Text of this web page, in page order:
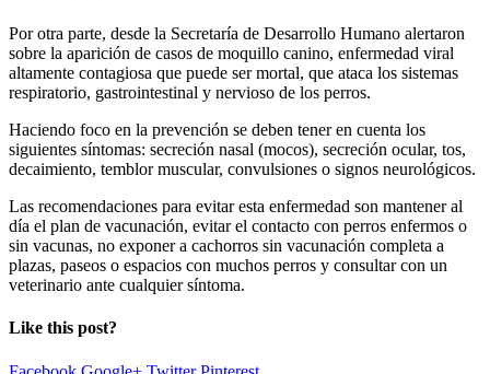
Por otra parte, desde la Secretaría de Desarrollo Humano alertaron
sobre la aparición de casos de moquillo canino, enfermedad viral
altamente contagiosa que puede ser mortal, que ataca los sistemas
respiratorio, gastrointestinal y nervioso de los perros.
Haciendo foco en la prevención se deben tener en cuenta los
siguientes síntomas: secreción nasal (mocos), secreción ocular, tos,
decaimiento, temblor muscular, convulsiones o signos neurológicos.
Las recomendaciones para evitar esta enfermedad son mantener al
día el plan de vacunación, evitar el contacto con perros enfermos o
sin vacunas, no exponer a cachorros sin vacunación completa a
plazas, paseos o espacios con muchos perros y consultar con un
veterinario ante cualquier síntoma.
Like this post?